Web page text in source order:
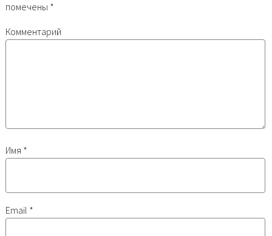
помечены *
Комментарий
Имя *
Email *